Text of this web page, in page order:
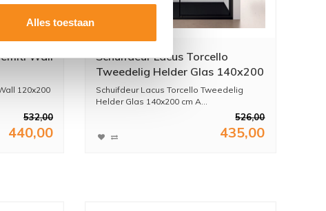
Alles toestaan
Wall
120x200
532,00
440,00
Schuifdeur Lacus Torcello
Tweedelig Helder Glas 140x200
cm Aluminium Profiel Zwart
Schuifdeur Lacus Torcello Tweedelig
Helder Glas 140x200 cm A...
526,00
435,00